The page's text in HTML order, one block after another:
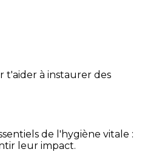
t'aider à instaurer des
de l'hygiène vitale :
leur impact.